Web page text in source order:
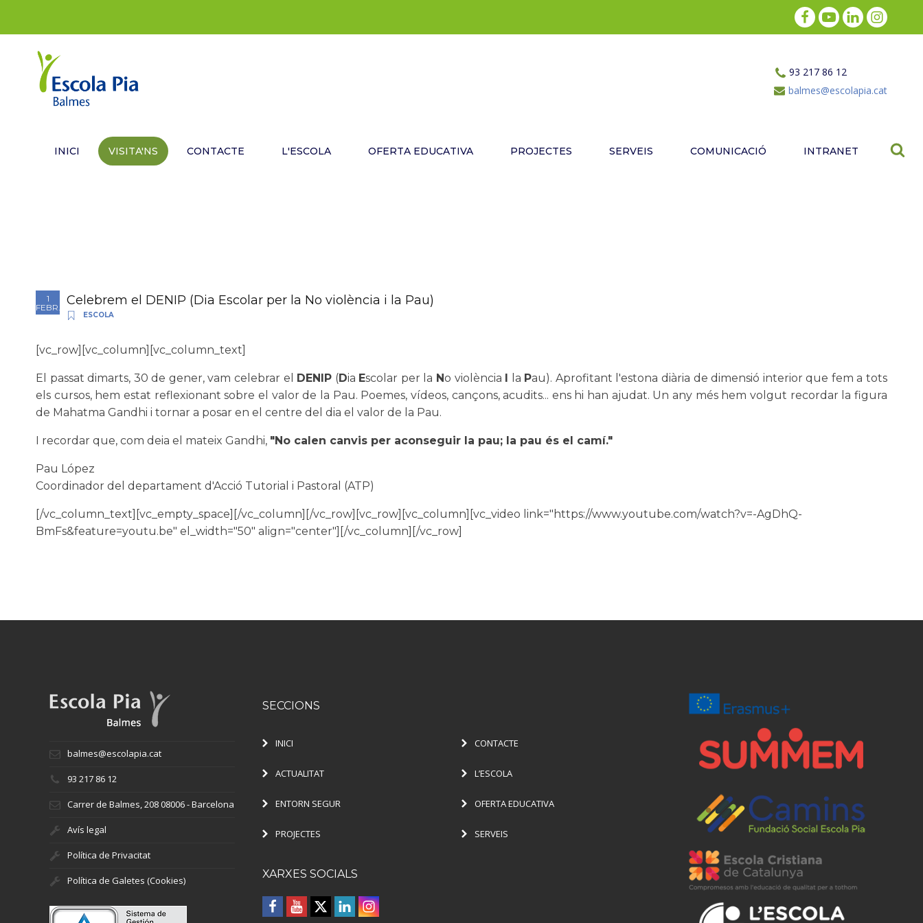
93 217 86 12
balmes@escolapia.cat
INICI VISITA'NS CONTACTE L'ESCOLA OFERTA EDUCATIVA PROJECTES SERVEIS COMUNICACIÓ INTRANET
1
FEBR.
Celebrem el DENIP (Dia Escolar per la No violència i la Pau)
ESCOLA
[vc_row][vc_column][vc_column_text]
El passat dimarts, 30 de gener, vam celebrar el DENIP (Dia Escolar per la No violència la Pau). Aprofitant l'estona diària de dimensió interior que fem a tots
els cursos, hem estat reflexionant sobre el valor de la Pau. Poemes, vídeos, cançons, acudits... ens hi han ajudat. Un any més hem volgut recordar la figura
de Mahatma Gandhi i tornar a posar en el centre del dia el valor de la Pau.
I recordar que, com deia el mateix Gandhi, "No calen canvis per aconseguir la pau; la pau és el camí."
Pau López
Coordinador del departament d'Acció Tutorial i Pastoral (ATP)
[/vc_column_text][vc_empty_space][/vc_column][/vc_row][vc_row][vc_column][vc_video link="https://www.youtube.com/watch?v=-AgDhQ-
BmFs&feature=youtu.be" el_width="50" align="center"][/vc_column][/vc_row]
balmes@escolapia.cat
93 217 86 12
Carrer de Balmes, 208 08006 - Barcelona
Avís legal
Política de Privacitat
Política de Galetes (Cookies)
SECCIONS
INICI CONTACTE
ACTUALITAT L’ESCOLA
ENTORN SEGUR OFERTA EDUCATIVA
PROJECTES SERVEIS
XARXES SOCIALS